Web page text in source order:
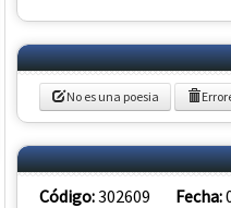
No es una poesia
Código:302609 Fecha: